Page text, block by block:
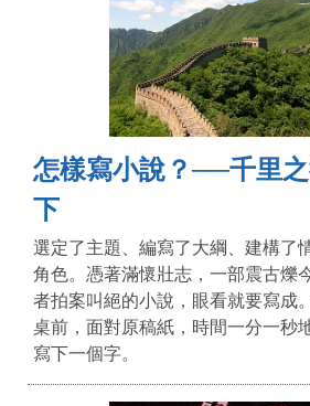
怎樣寫小說？──千里
下
選定了主題、編寫了大綱、建構了
角色。憑著滿懷壯志，一部震古爍
者拍案叫絕的小說，眼看就要寫成
桌前，面對原稿紙，時間一分一秒
寫下一個字。